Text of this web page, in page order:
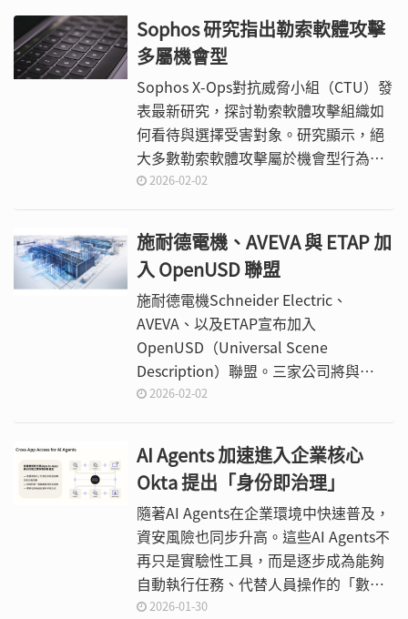
AIoT智慧監控、智慧生活、智慧餐飲與
AI邊緣運算等領域，藉由攜手SAP打造
全新ERP系統，建構數據資產並奠定商
業智慧決策的關鍵基石，拓展「立足台
灣、佈局亞洲」國際策略，加速實現全
方位智能體系願景。
Sophos 研究指出勒索軟體攻擊
多屬機會型
Sophos X-Ops對抗威脅小組（CTU）發
表最新研究，探討勒索軟體攻擊組織如
何看待與選擇受害對象。研究顯示，絕
大多數勒索軟體攻擊屬於機會型行為，
而非事先鎖定特定目標。
2026-02-02
施耐德電機、AVEVA 與 ETAP 加
入 OpenUSD 聯盟
施耐德電機Schneider Electric、
AVEVA、以及ETAP宣布加入
OpenUSD（Universal Scene
Description）聯盟。三家公司將與
NVIDIA、Pixar、Adobe、Autodesk等
可用於模擬的SimReady 3D資產標準。
此消息於施耐德電機在拉斯維加斯舉行
的Innovation Summit North America
發表，一同探討能源未來的關鍵創新。
2026-02-02
AI Agents 加速進入企業核心
Okta 提出「身份即治理」
隨著AI Agents在企業環境中快速普及，
資安風險也同步升高。這些AI Agents不
再只是實驗性工具，而是逐步成為能夠
自動執行任務、代替人員操作的「數位
勞動力」。根據產業調查顯示，近80%
2026-01-30